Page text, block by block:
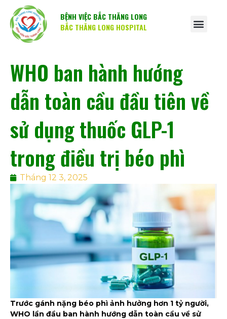
BỆNH VIỆC BẮC THĂNG LONG
BẮC THĂNG LONG HOSPITAL
WHO ban hành hướng
dẫn toàn cầu đầu tiên về
sử dụng thuốc GLP-1
trong điều trị béo phì
Tháng 12 3, 2025
Trước gánh nặng béo phì ảnh hưởng hơn 1 tỷ người,
WHO lần đầu ban hành hướng dẫn toàn cầu về sử